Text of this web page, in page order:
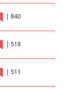
| 840
| 518
| 511